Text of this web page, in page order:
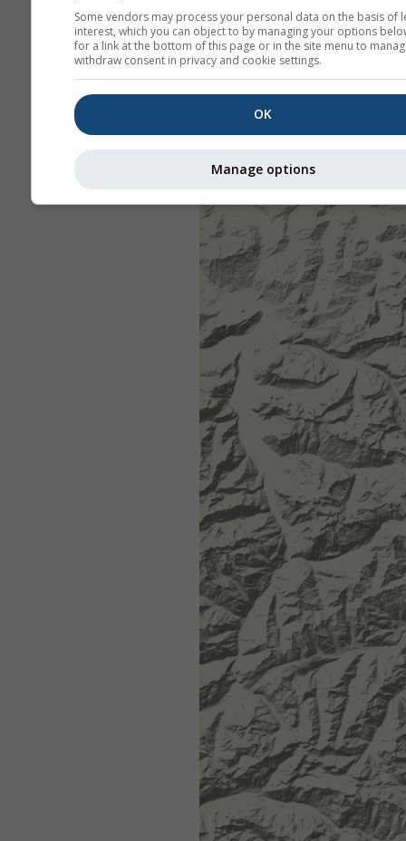
Some vendors may process your personal data on the basis of
interest, which you can object to by managing your options
for a link at the bottom of this page or in the site menu to
withdraw consent in privacy and cookie settings.
OK
Manage options